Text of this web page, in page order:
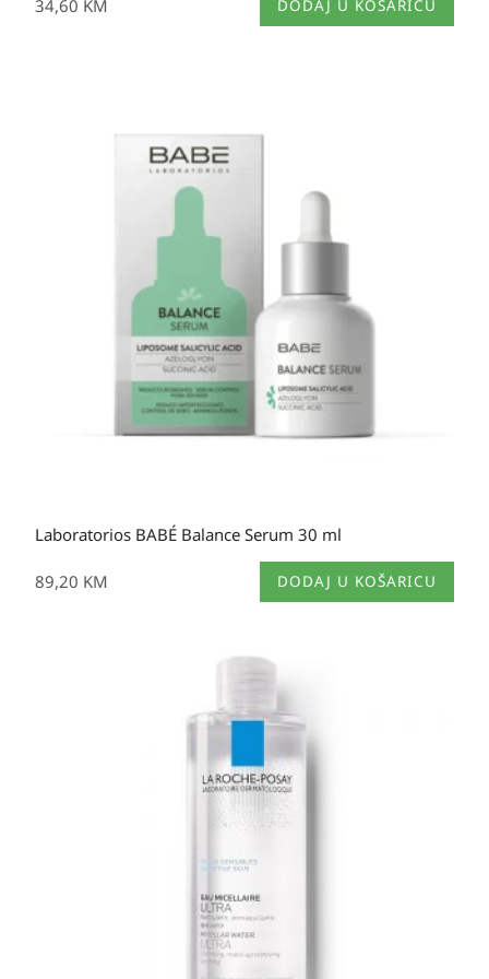
34,60 KM DODAJ U KOŠARICU
Laboratorios BABÉ Balance Serum 30 ml
89,20 KM DODAJ U KOŠARICU